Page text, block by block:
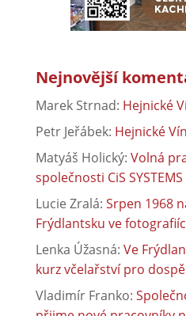
Nejnovější
Marek Strnad: Hejnické
Petr Jeřábek: Hejnické
Matyáš Holický: Volná
společnosti CiS
Lucie Zralá: Srpen 1968
Frýdlantsku ve
Lenka Úžasná: Ve
kurz včelařství pro
Vladimír Franko: